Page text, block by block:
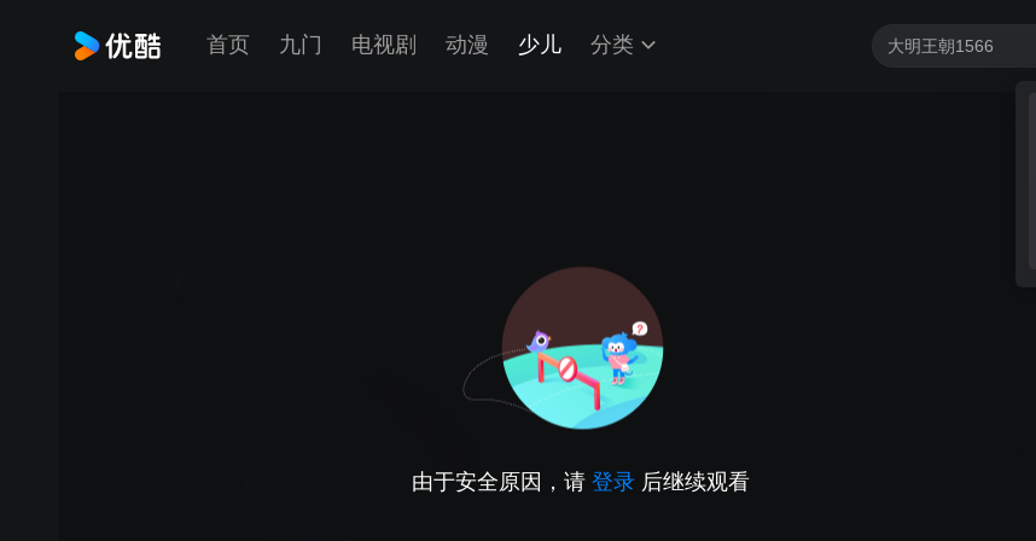
首页 九门 电视剧 动漫 少儿 分类
由于安全原因，请 登录 后继续观看